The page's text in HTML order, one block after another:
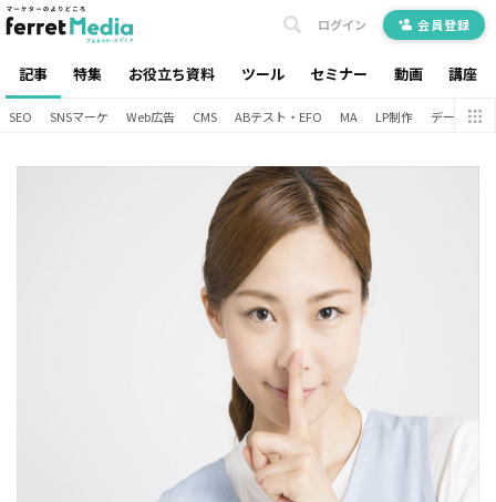
記事 特集 お役立ち資料 ツール セミナー 動画 講座
ログイン 会員登録
SEO SNSマーケ Web広告 CMS ABテスト・EFO MA LP制作 データ分析